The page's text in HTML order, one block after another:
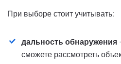
При выборе стоит учитывать:
дальность обнаружения
сможете рассмотреть